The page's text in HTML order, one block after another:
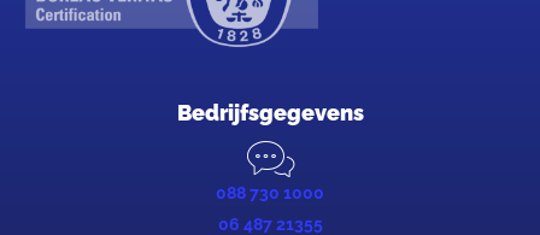
Bedrijfsgegevens
088 730 1000
06 487 21355